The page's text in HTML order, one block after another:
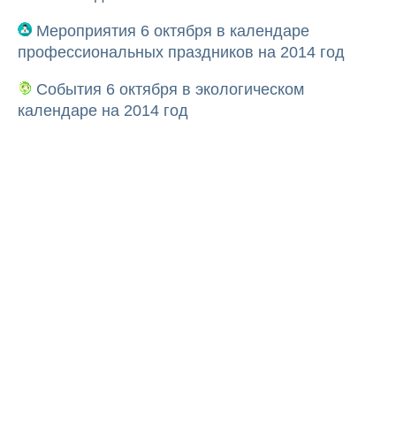
Мероприятия 6 октября в календаре
профессиональных праздников на 2014 год
События 6 октября в экологическом
календаре на 2014 год